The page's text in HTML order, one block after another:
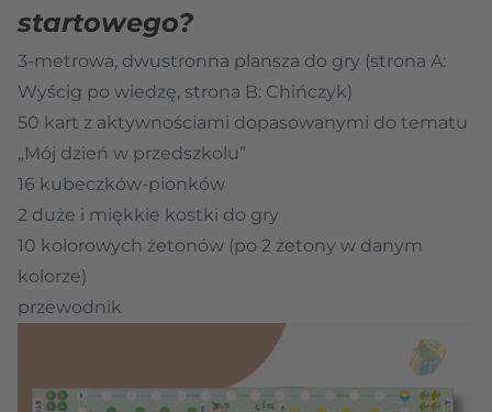
startowego?
3-metrowa, dwustronna plansza do gry (strona A:
Wyścig po wiedzę, strona B: Chińczyk)
50 kart z aktywnościami dopasowanymi do tematu
„Mój dzień w przedszkolu”
16 kubeczków-pionków
2 duże i miękkie kostki do gry
10 kolorowych żetonów (po 2 żetony w danym
kolorze)
przewodnik